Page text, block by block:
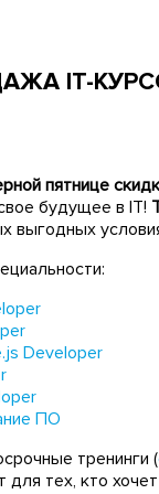
IT-
пятнице
будущее в IT!
выгодных
Developer
ПО
тренинги (
для тех, кто